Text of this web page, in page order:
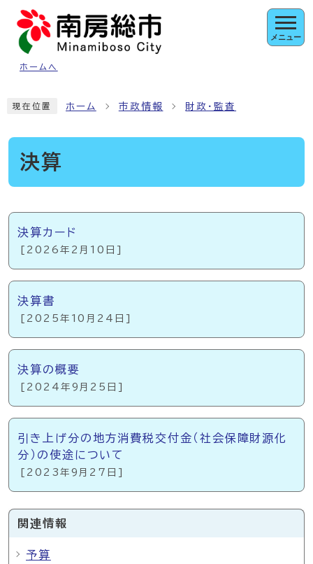
ページの先頭です
ホームへ
メニュー
現在位置 ホーム 市政情報 財政・監査
決算
メインメニュー
決算カード
[2026年2月10日]
決算書
[2025年10月24日]
決算の概要
[2024年9月25日]
引き上げ分の地方消費税交付金（社会保障財源化
分）の使途について
[2023年9月27日]
関連情報
予算